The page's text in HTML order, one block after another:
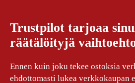
Trustpilot tarjoaa
räätälöityjä
Ennen kuin joku tekee ostoksia
ehdottomasti lukea verkkokaupan